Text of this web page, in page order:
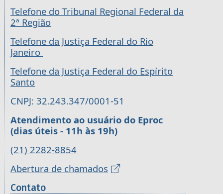
Telefone do Tribunal Regional Federal da
2ª Região
Telefone da Justiça Federal do Rio
Janeiro
Telefone da Justiça Federal do Espírito
Santo
CNPJ: 32.243.347/0001-51
Atendimento ao usuário do Eproc
(dias úteis - 11h às 19h)
(21) 2282-8854
Abertura de chamados
Contato